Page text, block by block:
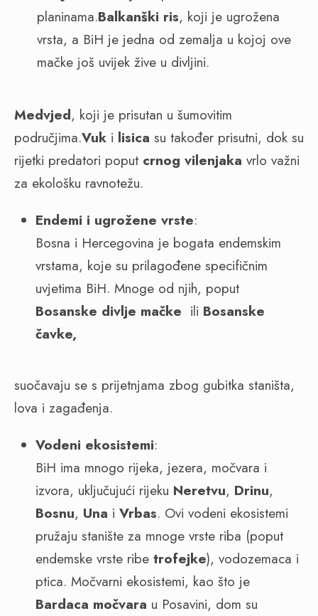
planinama.Balkanški ris, koji je ugrožena
vrsta, a BiH je jedna od zemalja u kojoj ove
mačke još uvijek žive u divljini.
Medvjed, koji je prisutan u šumovitim
područjima.Vuk i lisica su također prisutni, dok su
rijetki predatori poput crnog vilenjaka vrlo važni
za ekološku ravnotežu.
Endemi i ugrožene vrste:
Bosna i Hercegovina je bogata endemskim
vrstama, koje su prilagođene specifičnim
uvjetima BiH. Mnoge od njih, poput
Bosanske divlje mačke ili Bosanske
čavke,
suočavaju se s prijetnjama zbog gubitka staništa,
lova i zagađenja.
Vodeni ekosistemi:
BiH ima mnogo rijeka, jezera, močvara i
izvora, uključujući rijeku Neretvu, Drinu,
Bosnu, Una i Vrbas. Ovi vodeni ekosistemi
pružaju stanište za mnoge vrste riba (poput
endemske vrste ribe trofejke), vodozemaca i
ptica. Močvarni ekosistemi, kao što je
Bardaca močvara u Posavini, dom su